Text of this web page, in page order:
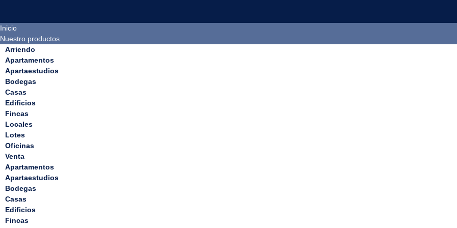
content
Inicio
Nuestro productos
Arriendo
Apartamentos
Apartaestudios
Bodegas
Casas
Edificios
Fincas
Locales
Lotes
Oficinas
Venta
Apartamentos
Apartaestudios
Bodegas
Casas
Edificios
Fincas